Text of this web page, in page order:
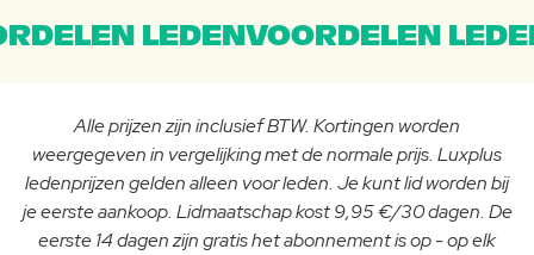
LEDENVOORDELEN
Alle prijzen zijn inclusief BTW. Kortingen worden
weergegeven in vergelijking met de normale prijs. Luxplus
ledenprijzen gelden alleen voor leden. Je kunt lid worden bij
je eerste aankoop. Lidmaatschap kost 9,95 €/30 dagen. De
eerste 14 dagen zijn gratis het abonnement is op - op elk